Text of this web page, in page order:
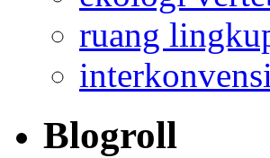
ruang
Blogroll